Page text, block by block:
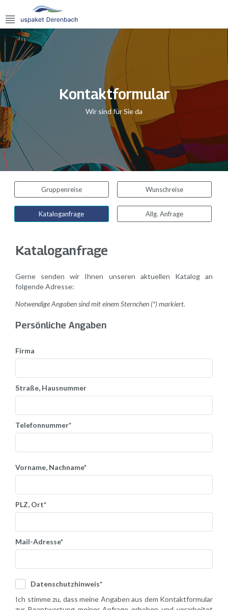
Kontaktformular
Wir sind für Sie da
Gruppenreise Wunschreise
Kataloganfrage Allg. Anfrage
Kataloganfrage
Gerne senden wir Ihnen unseren aktuellen Katalog an
folgende Adresse:
Notwendige Angaben sind mit einem Sternchen (*) markiert.
Persönliche Angaben
Firma
Straße, Hausnummer
Telefonnummer*
Vorname, Nachname*
PLZ, Ort*
Mail-Adresse*
Datenschutzhinweis*
Ich stimme zu, dass meine Angaben aus dem Kontaktformular